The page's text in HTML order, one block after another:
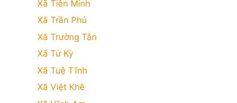
Xã Tiên Minh
Xã Trần Phú
Xã Trường Tân
Xã Tứ Kỳ
Xã Tuệ Tĩnh
Xã Việt Khê